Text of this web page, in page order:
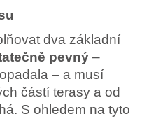
dva základní
pevný –
– a musí
částí terasy a od
S ohledem na tyto